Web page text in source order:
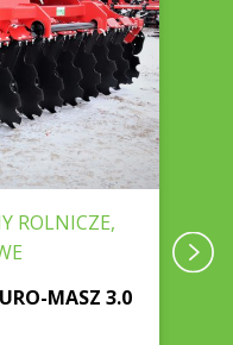
ROLNICZE,
MASZ 3.0